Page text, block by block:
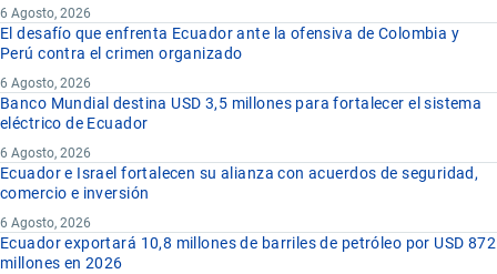
6 Agosto, 2026
El desafío que enfrenta Ecuador ante la ofensiva de Colombia y
Perú contra el crimen organizado
6 Agosto, 2026
Banco Mundial destina USD 3,5 millones para fortalecer el sistema
eléctrico de Ecuador
6 Agosto, 2026
Ecuador e Israel fortalecen su alianza con acuerdos de seguridad,
comercio e inversión
6 Agosto, 2026
Ecuador exportará 10,8 millones de barriles de petróleo por USD 872
millones en 2026